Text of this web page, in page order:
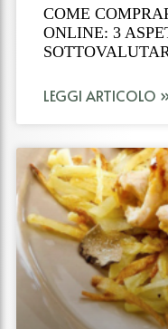
COME
ONLINE: 3
LEGGI ARTICOLO